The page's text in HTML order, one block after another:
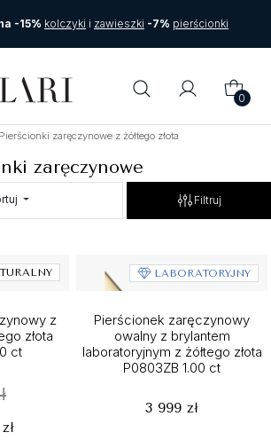
-15% kolczyki i zawieszki -7% pierścionki
0
Pierścionki zaręczynowe z żółtego złota
zaręczynowe
Filtruj
z
złota
ct
LABORATORYJNY
Pierścionek zaręczynowy
owalny z brylantem
laboratoryjnym z żółtego złota
P0803ZB 1.00 ct
3 999 zł